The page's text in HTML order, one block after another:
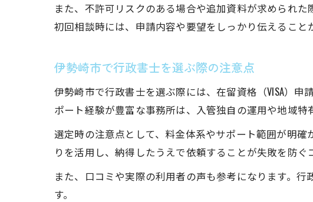
また、不許可リスクのある場合や追加資料が求められ
初回相談時には、申請内容や要望をしっかり伝えること
伊勢崎市で行政書士を選ぶ際の注意点
伊勢崎市で行政書士を選ぶ際には、在留資格（VISA）
ポート経験が豊富な事務所は、入管独自の運用や地域特
選定時の注意点として、料金体系やサポート範囲が明
りを活用し、納得したうえで依頼することが失敗を防ぐ
また、口コミや実際の利用者の声も参考になります。
す。